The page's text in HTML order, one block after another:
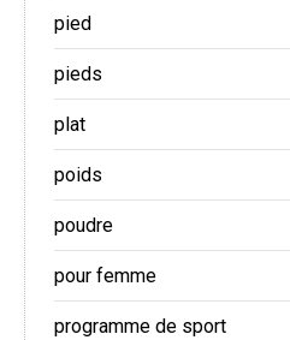
pied
pieds
plat
poids
poudre
pour femme
programme de sport